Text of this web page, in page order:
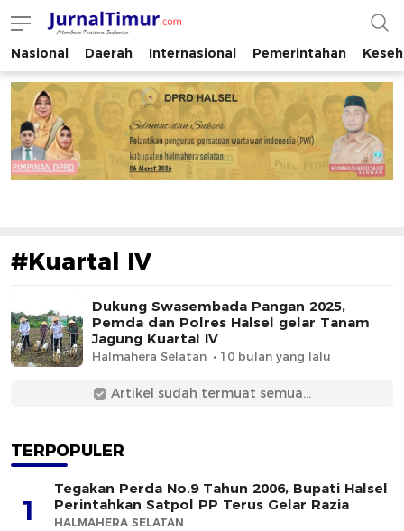
JurnalTimur.com
Membaca Peristiwa Indonesia
Nasional Daerah Internasional Pemerintahan
#Kuartal IV
Dukung Swasembada Pangan 2025,
Pemda dan Polres Halsel gelar Tanam
Jagung Kuartal IV
Halmahera Selatan 10 bulan yang lalu
Artikel sudah termuat semua...
TERPOPULER
1
Tegakan Perda No.9 Tahun 2006, Bupati Halsel
Perintahkan Satpol PP Terus Gelar Razia
HALMAHERA SELATAN